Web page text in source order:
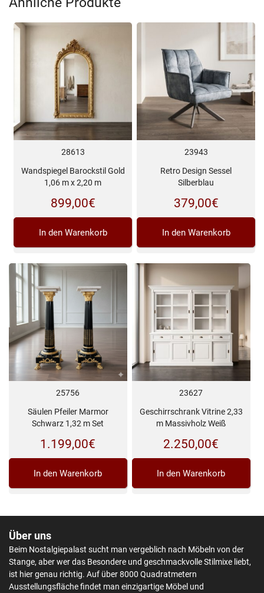
28613
Wandspiegel Barockstil Gold
1,06 m x 2,20 m
899,00€
In den Warenkorb
23943
Retro Design Sessel
Silberblau
379,00€
In den Warenkorb
25756
Säulen Pfeiler Marmor
Schwarz 1,32 m Set
1.199,00€
In den Warenkorb
23627
Geschirrschrank Vitrine 2,33
m Massivholz Weiß
2.250,00€
In den Warenkorb
Über uns
Beim Nostalgiepalast sucht man vergeblich nach Möbeln von der
Stange, aber wer das Besondere und geschmackvolle Stilmixe liebt,
ist hier genau richtig. Auf über 8000 Quadratmetern
Ausstellungsfläche findet man einzigartige Möbel und